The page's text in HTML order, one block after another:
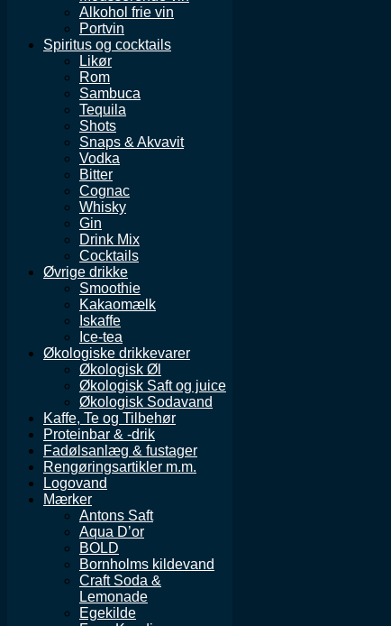
Alkohol frie vin
Portvin
Spiritus og cocktails
Likør
Rom
Sambuca
Tequila
Shots
Snaps & Akvavit
Vodka
Bitter
Cognac
Whisky
Gin
Drink Mix
Cocktails
Øvrige drikke
Smoothie
Kakaomælk
Iskaffe
Ice-tea
Økologiske drikkevarer
Økologisk Øl
Økologisk Saft og juice
Økologisk Sodavand
Kaffe, Te og Tilbehør
Proteinbar & -drik
Fadølsanlæg & fustager
Rengøringsartikler m.m.
Logovand
Mærker
Antons Saft
Aqua D’or
BOLD
Bornholms kildevand
Craft Soda &
Lemonade
Egekilde